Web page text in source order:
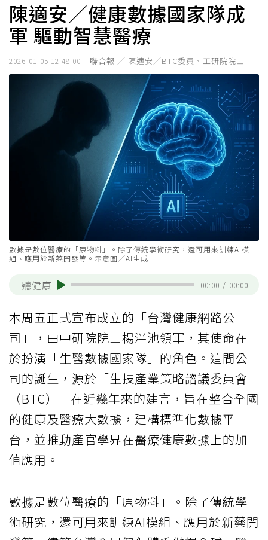
陳適安／健康數據國家隊成
軍 驅動智慧醫療
2026-01-05 12:48:00 聯合報 ／ 陳適安／BTC委員、工研院院士
數據是數位醫療的「原物料」。除了傳統學術研究，還可用來訓練AI模
組、應用於新藥開發等。示意圖／AI生成
聽健康 00:00 / 00:00
本周五正式宣布成立的「台灣健康網路公
司」，由中研院院士楊泮池領軍，其使命在
於扮演「生醫數據國家隊」的角色。這間公
司的誕生，源於「生技產業策略諮議委員會
（BTC）」在近幾年來的建言，旨在整合全國
的健康及醫療大數據，建構標準化數據平
台，並推動產官學界在醫療健康數據上的加
值應用。
數據是數位醫療的「原物料」。除了傳統學
術研究，還可用來訓練AI模組、應用於新藥開